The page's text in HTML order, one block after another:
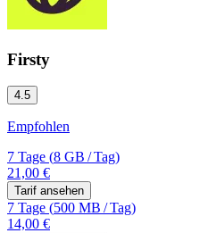
Firsty
4.5
Empfohlen
7 Tage (8 GB /Tag)
21,00 €
Tarif ansehen
7 Tage (500 MB /Tag)
14,00 €